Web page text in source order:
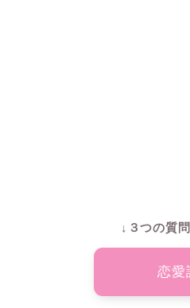
↓３つの質
恋愛